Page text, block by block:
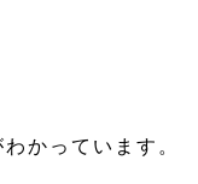
かっています。